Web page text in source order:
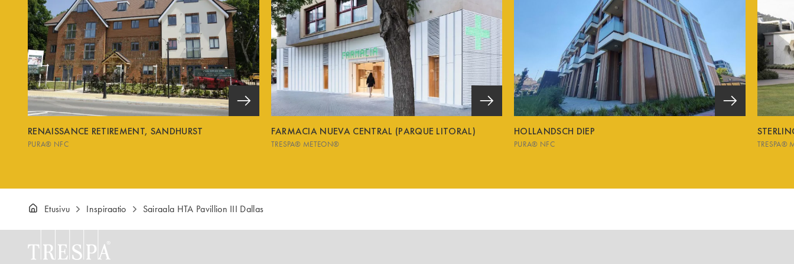
RENAISSANCE RETIREMENT, SANDHURST
PURA® NFC
FARMACIA NUEVA CENTRAL (PARQUE LITORAL)
TRESPA® METEON®
HOLLANDSCH DIEP
PURA® NFC TRESPA®
Etusivu Inspiraatio Sairaala HTA Pavillion III Dallas